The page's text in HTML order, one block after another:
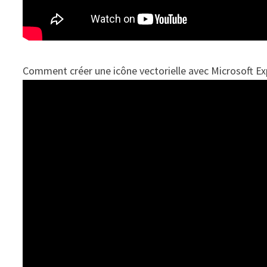
Comment créer une icône vectorielle avec Microsoft